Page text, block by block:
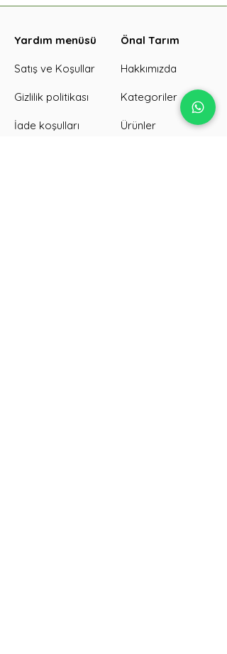
Yardım menüsü
Satış ve Koşullar
Gizlilik politikası
İade koşulları
Önal Tarım
Hakkımızda
Kategoriler
Ürünler